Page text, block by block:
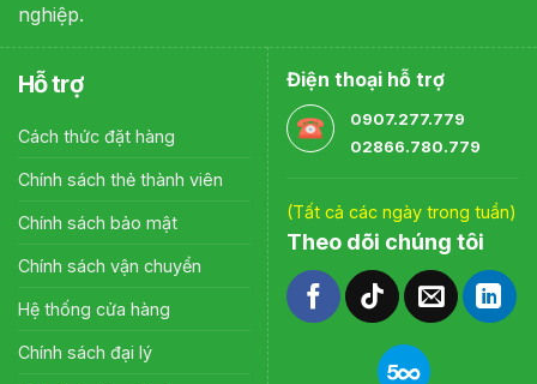
nghiệp.
Hỗ trợ
Cách thức đặt hàng
Chính sách thẻ thành viên
Chính sách bảo mật
Chính sách vận chuyển
Hệ thống cửa hàng
Chính sách đại lý
Điện thoại hỗ trợ
0907.277.779
02866.780.779
(Tất cả các ngày trong tuần)
Theo dõi chúng tôi